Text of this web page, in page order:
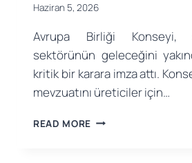
Haziran 5, 2026
Avrupa Birliği Konseyi,
sektörünün geleceğini
kritik bir karara imza attı.
mevzuatını üreticiler için…
READ MORE AB